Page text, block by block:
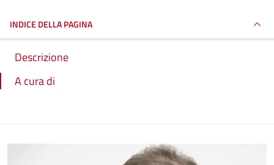
INDICE DELLA PAGINA
Descrizione
A cura di